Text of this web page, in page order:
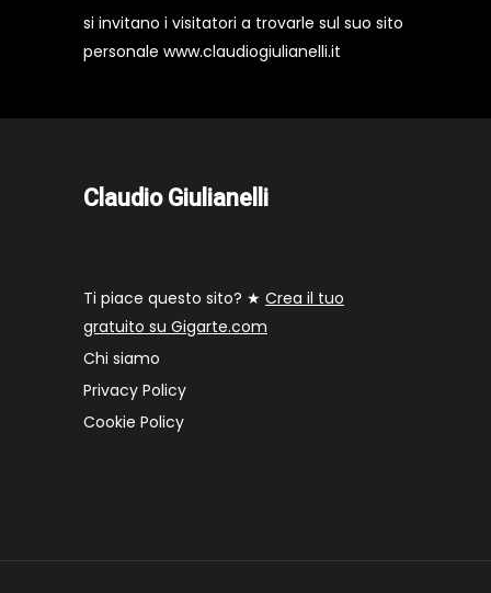
si invitano i visitatori a trovarle sul suo sito
personale www.claudiogiulianelli.it
Claudio Giulianelli
Ti piace questo sito? ★ Crea il tuo
gratuito su Gigarte.com
Chi siamo
Privacy Policy
Cookie Policy